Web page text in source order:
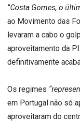
“Costa Gomes, o
ao Movimento das
levaram a cabo o
aproveitamento da
definitivamente
Os regimes
em Portugal não só
aproveitaram do